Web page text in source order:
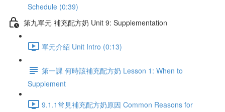
Schedule (0:39)
第九單元 補充配方奶 Unit 9: Supplementation
單元介紹 Unit Intro (0:13)
第一課 何時該補充配方奶 Lesson 1: When to
Supplement
9.1.1常見補充配方奶原因 Common Reasons for